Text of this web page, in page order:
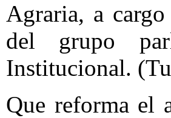
Agraria, a
del grupo
Institucional.
Que reforma el